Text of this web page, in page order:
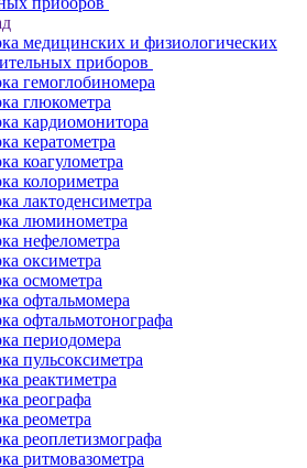
медицинских и физиологических
приборов
гемоглобиномера
глюкометра
кардиомонитора
кератометра
коагулометра
колориметра
лактоденсиметра
люминометра
нефелометра
оксиметра
осмометра
офтальмомера
офтальмотонографа
периодомера
пульсоксиметра
реактиметра
реографа
реометра
реоплетизмографа
ритмовазометра